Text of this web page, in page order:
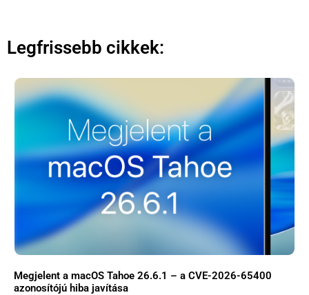
Legfrissebb cikkek:
Megjelent a macOS Tahoe 26.6.1 – a CVE-2026-65400
azonosítójú hiba javítása